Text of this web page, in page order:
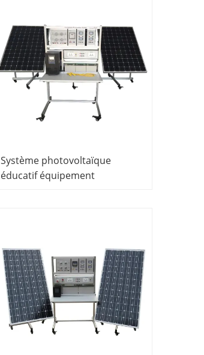
Système photovoltaïque
éducatif équipement